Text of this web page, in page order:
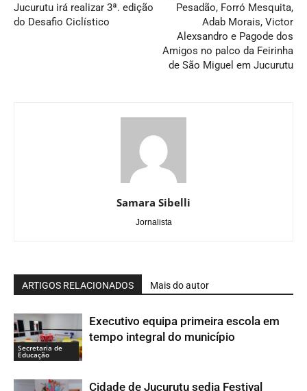
Jucurutu irá realizar 3ª. edição
do Desafio Ciclístico
Pesadão, Forró Mesquita,
Adab Morais, Victor
Alexsandro e Pagode dos
Amigos no palco da Feirinha
de São Miguel em Jucurutu
Samara Sibelli
Jornalista
ARTIGOS RELACIONADOS Mais do autor
Secretaria de
Educação
Executivo equipa primeira escola em
tempo integral do município
Cidade de Jucurutu sedia Festival